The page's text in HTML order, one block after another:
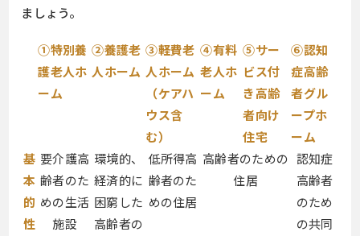
ましょう。
①特別養
護老人ホ
ーム
②養護老
人ホーム
③軽費老
人ホーム
（ケアハ
ウス含
む）
④有料
老人ホ
ーム
⑤サー
ビス付
き高齢
者向け
住宅
⑥認知
症高齢
者グル
ープホ
ーム
基
本
的
性
要介護高
齢者のた
めの生活
施設
環境的、
経済的に
困窮した
高齢者の
低所得高
齢者のた
めの住居
高齢者のための
住居
認知症
高齢者
のため
の共同